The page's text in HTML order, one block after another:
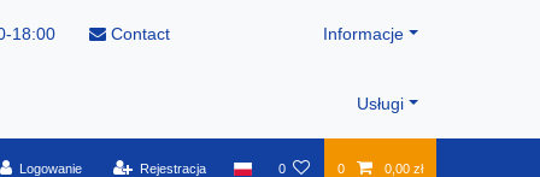
18:00 Contact Informacje
Usługi
Logowanie Rejestracja 0 0 0,00 zł